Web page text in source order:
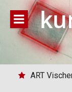
zum
Inhalt